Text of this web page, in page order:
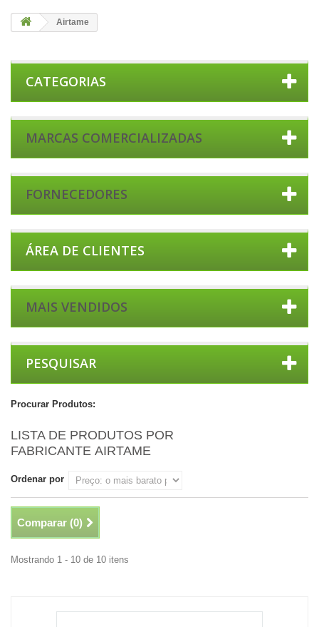
Airtame
CATEGORIAS
MARCAS COMERCIALIZADAS
FORNECEDORES
ÁREA DE CLIENTES
MAIS VENDIDOS
PESQUISAR
Procurar Produtos:
LISTA DE PRODUTOS POR
FABRICANTE AIRTAME
Ordenar por
Comparar (0)
Mostrando 1 - 10 de 10 itens